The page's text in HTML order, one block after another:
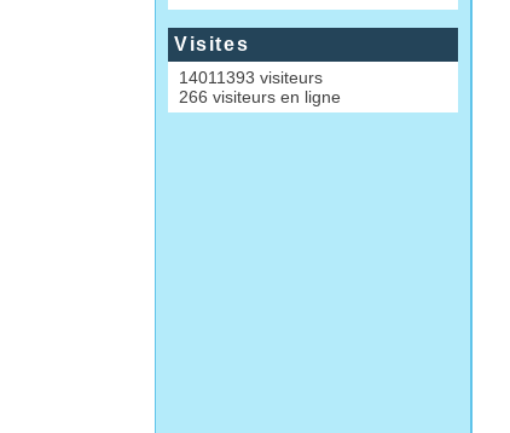
Visites
14011393 visiteurs
266 visiteurs en ligne